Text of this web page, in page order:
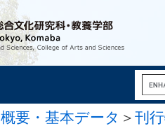
概要・基本データ ＞ 刊